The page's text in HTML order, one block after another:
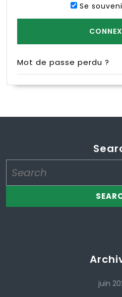
Se
Mot de passe perdu ?
for:
juin